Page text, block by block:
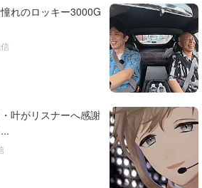
れのロッキー3000G
叶がリスナーへ感謝